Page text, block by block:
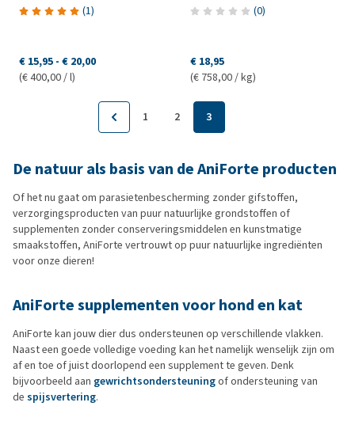
(1)
€ 15,95 - € 20,00
(€ 400,00 / l)
(0)
€ 18,95
(€ 758,00 / kg)
1 2 3
De natuur als basis van de AniForte producten
Of het nu gaat om parasietenbescherming zonder gifstoffen,
verzorgingsproducten van puur natuurlijke grondstoffen of
supplementen zonder conserveringsmiddelen en kunstmatige
smaakstoffen, AniForte vertrouwt op puur natuurlijke ingrediënten
voor onze dieren!
AniForte supplementen voor hond en kat
AniForte kan jouw dier dus ondersteunen op verschillende vlakken.
Naast een goede volledige voeding kan het namelijk wenselijk zijn om
af en toe of juist doorlopend een supplement te geven. Denk
bijvoorbeeld aan gewrichtsondersteuningof ondersteuning van
de spijsvertering.